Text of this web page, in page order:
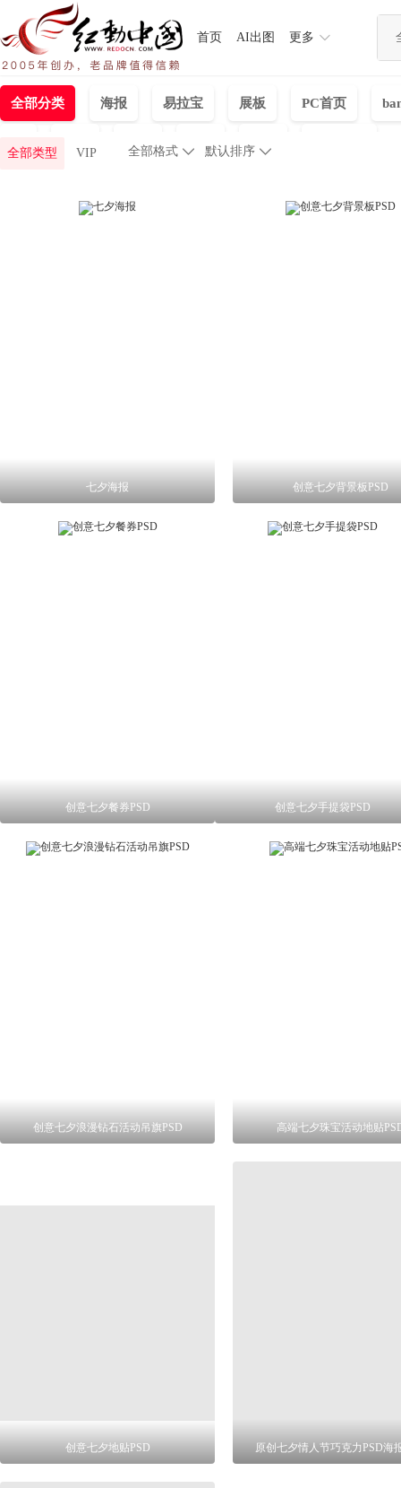
首页 AI出图 更多
全部分类 海报 易拉宝 展板 PC首页
包装 背景
全部类型 VIP 
全部格式 默认排序 
七夕海报 创意七夕背景板PSD
创意七夕餐券PSD 创意七夕手提袋PSD
创意七夕浪漫钻石活动吊旗PSD 高端七夕珠宝活动地贴
创意七夕地贴PSD 原创七夕情人节巧克力PSD海